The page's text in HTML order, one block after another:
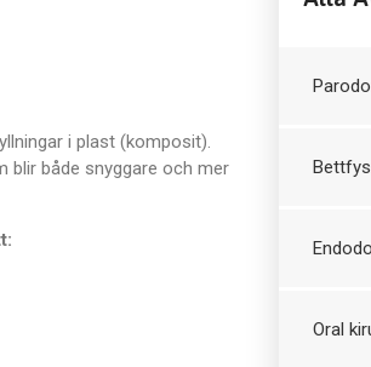
i plast (komposit).
blir både snyggare och mer
Oral